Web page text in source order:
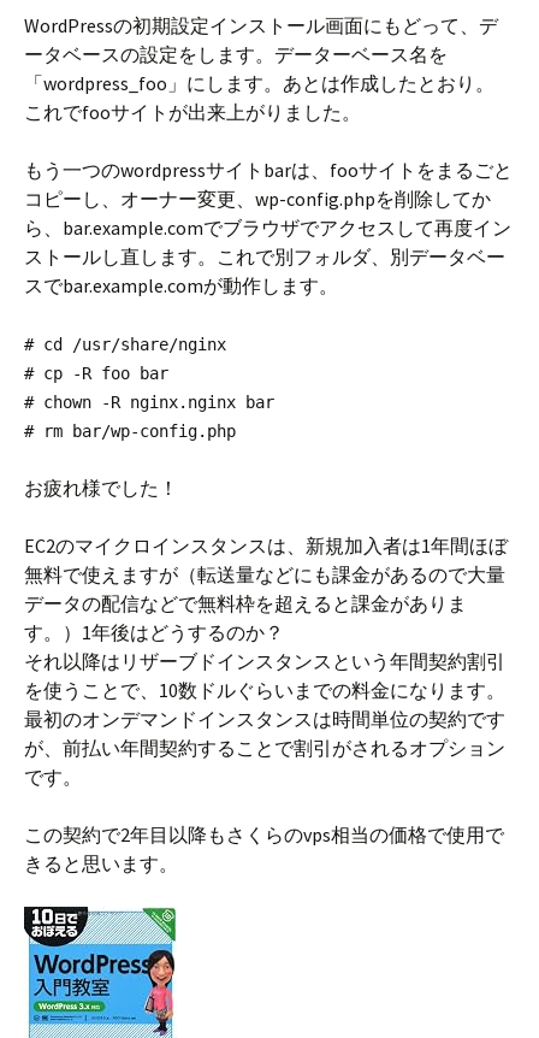
WordPressの初期設定インストール画面にもどって、デ
ータベースの設定をします。データーベース名を
「wordpress_foo」にします。あとは作成したとおり。
これでfooサイトが出来上がりました。
もう一つのwordpressサイトbarは、fooサイトをまるごと
コピーし、オーナー変更、wp-config.phpを削除してか
ら、bar.example.comでブラウザでアクセスして再度イン
ストールし直します。これで別フォルダ、別データベー
スでbar.example.comが動作します。
# cd /usr/share/nginx
# cp -R foo bar
# chown -R nginx.nginx bar
# rm bar/wp-config.php
お疲れ様でした！
EC2のマイクロインスタンスは、新規加入者は1年間ほぼ
無料で使えますが（転送量などにも課金があるので大量
データの配信などで無料枠を超えると課金がありま
す。）1年後はどうするのか？
それ以降はリザーブドインスタンスという年間契約割引
を使うことで、10数ドルぐらいまでの料金になります。
最初のオンデマンドインスタンスは時間単位の契約です
が、前払い年間契約することで割引がされるオプション
です。
この契約で2年目以降もさくらのvps相当の価格で使用で
きると思います。